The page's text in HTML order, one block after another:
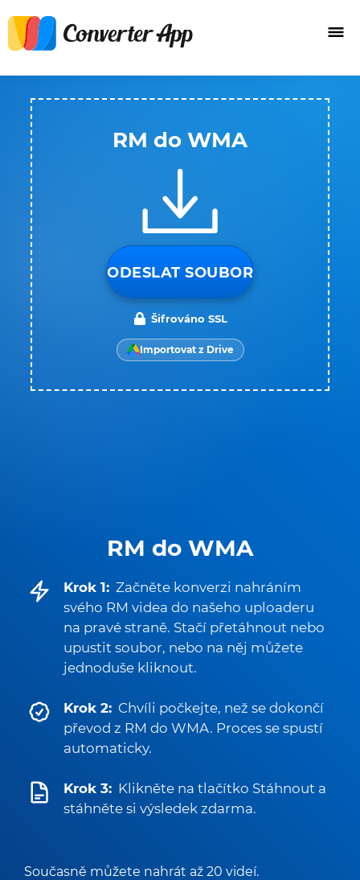
RM do WMA
Krok 1: Začněte konverzi nahráním
svého RM videa do našeho uploaderu
na pravé straně. Stačí přetáhnout nebo
upustit soubor, nebo na něj můžete
jednoduše kliknout.
Krok 2: Chvíli počkejte, než se dokončí
převod z RM do WMA. Proces se spustí
automaticky.
Krok 3: Klikněte na tlačítko Stáhnout a
stáhněte si výsledek zdarma.
Současně můžete nahrát až 20 videí.
RM do WMA
ODESLAT SOUBOR
Šifrováno SSL
Importovat z Drive